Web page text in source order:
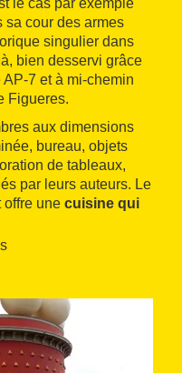
le cas par exemple
sa cour des armes
singulier dans
bien desservi grâce
7 et à mi‑chemin
Figueres.
aux dimensions
bureau, objets
de tableaux,
par leurs auteurs. Le
offre une cuisine qui
Vázquez Montalbán
premier choix.